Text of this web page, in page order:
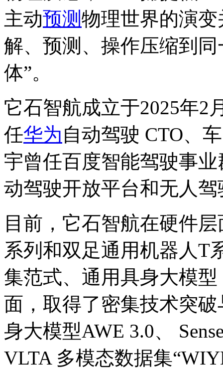
主动预测 物理世界的演
解、预测、操作压缩到
体”。
它石智航成立于2025年2
任华为自动驾驶 CTO、
宇曾任百度智能驾驶事
动驾驶开放平台和无人
目前，它石智航在硬件
系列和双足通用机器人T
集范式、通用具身大模
面，取得了密集技术突
身大模型AWE 3.0、
VLTA 多模态数据集